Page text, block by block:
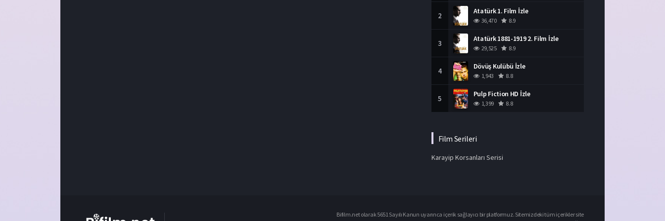
2 Atatürk 1. Film İzle
36,470 8.9
3 Atatürk 1881-1919 2. Film İzle
29,525 8.9
4 Dövüş Kulübü İzle
1,943 8.8
5 Pulp Fiction HD İzle
1,399 8.8
Film Serileri
Karayip Korsanları Serisi
Bifilm.net olarak 5651 Sayılı Kanun uyarınca içerik sağlayıcı bir platformuz. Sitemizdeki tüm içerikler site